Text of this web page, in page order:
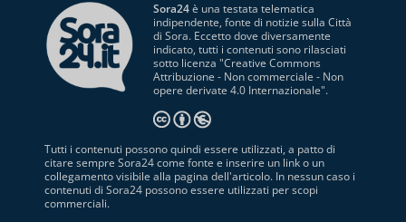
Sora24è una testata telematica
indipendente, fonte di notizie sulla Città
di Sora. Eccetto dove diversamente
indicato, tutti i contenuti sono rilasciati
sotto licenza "Creative Commons
Attribuzione - Non commerciale - Non
opere derivate 4.0 Internazionale".
Tutti i contenuti possono quindi essere utilizzati, a patto di
citare sempre Sora24 come fonte e inserire un link o un
collegamento visibile alla pagina dell'articolo. In nessun caso i
contenuti di Sora24 possono essere utilizzati per scopi
commerciali.